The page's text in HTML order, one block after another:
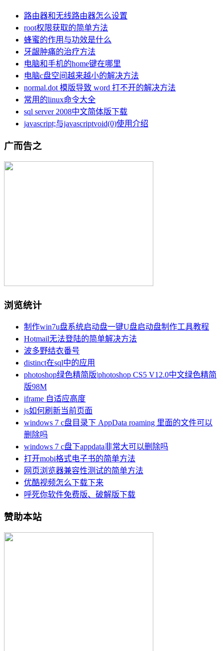
路由器和无线路由器怎么设置
root权限获取的简单方法
蜂蜜的作用与功效是什么
牙龈肿痛的治疗方法
电脑和手机的home键在哪里
电脑c盘空间越来越小的解决方法
normal.dot 模版导致 word 打不开的解决方法
常用的linux命令大全
sql server 2008中文简体版下载
javascript;与javascriptvoid(0)使用介绍
广而告之
浏览统计
制作win7u盘系统启动盘一键U盘启动盘制作工具教程
Hotmail无法登陆的简单解决方法
波多野结衣番号
distinct在sql中的应用
photoshop绿色精简版|photoshop CS5 V12.0中文绿色精简
版98M
iframe 自适应高度
js如何刷新当前页面
windows 7 c盘目录下 AppData roaming 里面的文件可以
删除吗
windows 7 c盘下appdata非常大可以删除吗
打开mobi格式电子书的简单方法
网页浏览器兼容性测试的简单方法
优酷视频怎么下载下来
呼死你软件免费版、破解版下载
赞助本站